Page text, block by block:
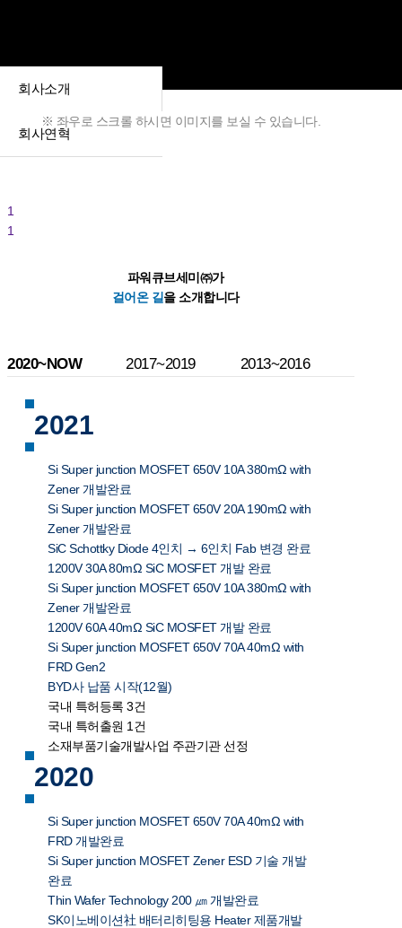
회사소개
회사연혁
※ 좌우로 스크롤 하시면 이미지를 보실 수 있습니다.
1
1
파워큐브세미㈜가
걸어온 길을 소개합니다
2020~NOW 2017~2019 2013~2016
2021
Si Super junction MOSFET 650V 10A 380mΩ with
Zener 개발완료
Si Super junction MOSFET 650V 20A 190mΩ with
Zener 개발완료
SiC Schottky Diode 4인치 → 6인치 Fab 변경 완료
1200V 30A 80mΩ SiC MOSFET 개발 완료
Si Super junction MOSFET 650V 10A 380mΩ with
Zener 개발완료
1200V 60A 40mΩ SiC MOSFET 개발 완료
Si Super junction MOSFET 650V 70A 40mΩ with
FRD Gen2
BYD사 납품 시작(12월)
국내 특허등록 3건
국내 특허출원 1건
소재부품기술개발사업 주관기관 선정
2020
Si Super junction MOSFET 650V 70A 40mΩ with
FRD 개발완료
Si Super junction MOSFET Zener ESD 기술 개발
완료
Thin Wafer Technology 200 ㎛ 개발완료
SK이노베이션社 배터리히팅용 Heater 제품개발